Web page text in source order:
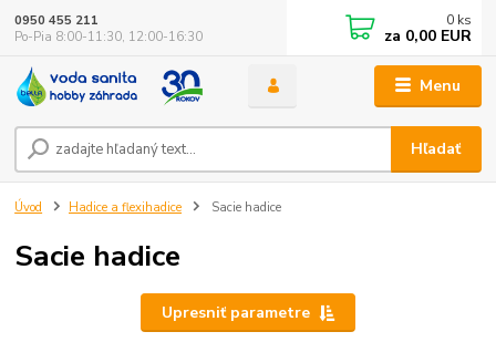
Menu
Hľadať
0950 455 211
Po-Pia 8:00-11:30, 12:00-16:30
0 ks
za 0,00 EUR
Úvod Hadice a flexihadice Sacie hadice
Sacie hadice
Upresniť parametre